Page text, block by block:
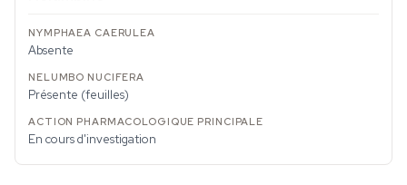
Absente
Présente (feuilles)
En cours d'investigation